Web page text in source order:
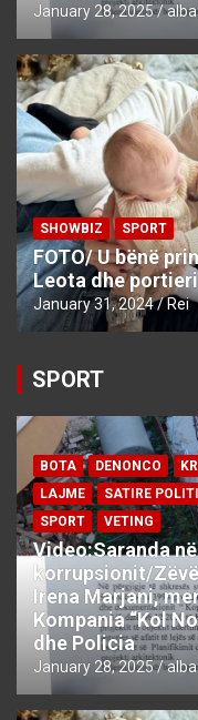
January 28, 2025
SHOWBIZ SPORT
FOTO/ U bënë
Leota dhe
January 31, 2024 Rei
SPORT
BOTA DENONCO
LAJME
SATIRE
SPORT
VETING
Video:Saranda
korrupsionit/
Irena Marjani,
Kompania “Kol
dhe Policia
January 28, 2025